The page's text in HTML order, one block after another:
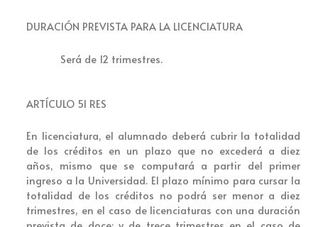
DURACIÓN PREVISTA PARA LA LICENCIATURA
Será de 12 trimestres.
ARTÍCULO 51 RES
En licenciatura, el alumnado deberá cubrir la totalidad
de los créditos en un plazo que no excederá a diez
años, mismo que se computará a partir del primer
ingreso a la Universidad. El plazo mínimo para cursar la
totalidad de los créditos no podrá ser menor a diez
trimestres, en el caso de licenciaturas con una duración